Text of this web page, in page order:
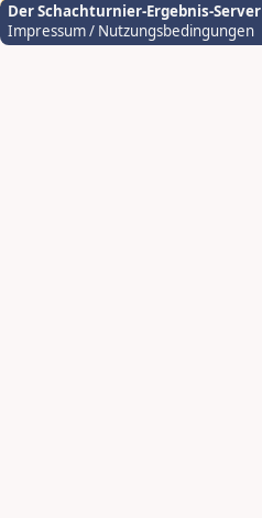
Der Schachturnier-Ergebnis-Server
Impressum / Nutzungsbedingungen